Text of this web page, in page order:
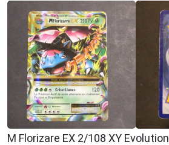
M Florizare EX 2/108 XY Evolution